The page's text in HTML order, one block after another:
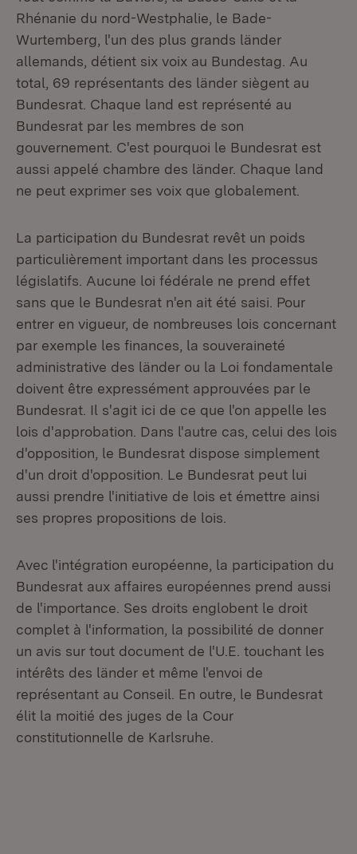
Rhénanie du nord-Westphalie, le Bade-
Wurtemberg, l'un des plus grands länder
allemands, détient six voix au Bundestag. Au
total, 69 représentants des länder siègent au
Bundesrat. Chaque land est représenté au
Bundesrat par les membres de son
gouvernement. C'est pourquoi le Bundesrat est
aussi appelé chambre des länder. Chaque land
ne peut exprimer ses voix que globalement.
La participation du Bundesrat revêt un poids
particulièrement important dans les processus
législatifs. Aucune loi fédérale ne prend effet
sans que le Bundesrat n'en ait été saisi. Pour
entrer en vigueur, de nombreuses lois concernant
par exemple les finances, la souveraineté
administrative des länder ou la Loi fondamentale
doivent être expressément approuvées par le
Bundesrat. Il s'agit ici de ce que l'on appelle les
lois d'approbation. Dans l'autre cas, celui des lois
d'opposition, le Bundesrat dispose simplement
d'un droit d'opposition. Le Bundesrat peut lui
aussi prendre l'initiative de lois et émettre ainsi
ses propres propositions de lois.
Avec l'intégration européenne, la participation du
Bundesrat aux affaires européennes prend aussi
de l'importance. Ses droits englobent le droit
complet à l'information, la possibilité de donner
un avis sur tout document de l'U.E. touchant les
intérêts des länder et même l'envoi de
représentant au Conseil. En outre, le Bundesrat
élit la moitié des juges de la Cour
constitutionnelle de Karlsruhe.